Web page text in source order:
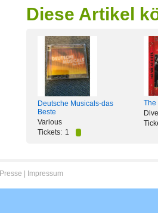
Diese Artikel
Deutsche Musicals-das
Beste
Various
Tickets: 1
The
Presse Impressum